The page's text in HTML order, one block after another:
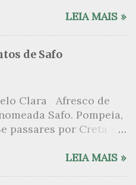
em sua própria
e findaram por revelar
intimidade o lado
conjunto de livros
escritores se
que dispensam o
Angot, até o presente
francesa quase
LEIA MAIS »
de Safo
Clara Afresco de
Safo. Pompeia,
passares por Creta 1
de macieiras e do
LEIA MAIS »